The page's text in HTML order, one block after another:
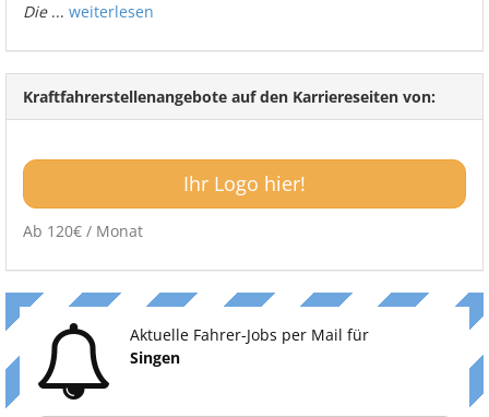
Die... weiterlesen
Kraftfahrerstellenangebote auf den Karriereseiten von:
Ihr Logo hier!
Ab 120€ / Monat
Aktuelle Fahrer-Jobs per Mail für
Singen